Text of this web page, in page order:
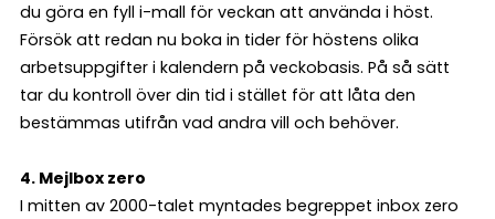
du göra en fyll i-mall för veckan att använda i höst.
Försök att redan nu boka in tider för höstens olika
arbetsuppgifter i kalendern på veckobasis. På så sätt
tar du kontroll över din tid i stället för att låta den
bestämmas utifrån vad andra vill och behöver.
4. Mejlbox zero
I mitten av 2000-talet myntades begreppet inbox zero